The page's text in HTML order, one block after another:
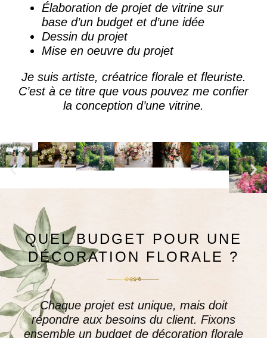
Élaboration de projet de vitrine sur
base d’un budget et d’une idée
Dessin du projet
Mise en oeuvre du projet
Je suis artiste, créatrice florale et fleuriste.
C’est à ce titre que vous pouvez me confier
la conception d’une vitrine.
QUEL BUDGET POUR UNE
DÉCORATION FLORALE ?
Chaque projet est unique, mais doit
répondre aux besoins du client. Fixons
ensemble un budget de décoration florale